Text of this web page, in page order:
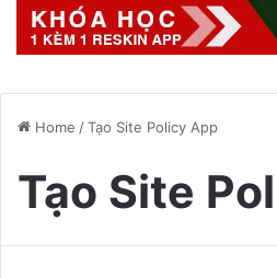
Home /Tạo Site Policy App
Tạo Site